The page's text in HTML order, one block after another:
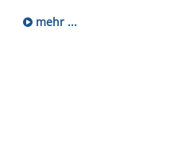
mehr ...